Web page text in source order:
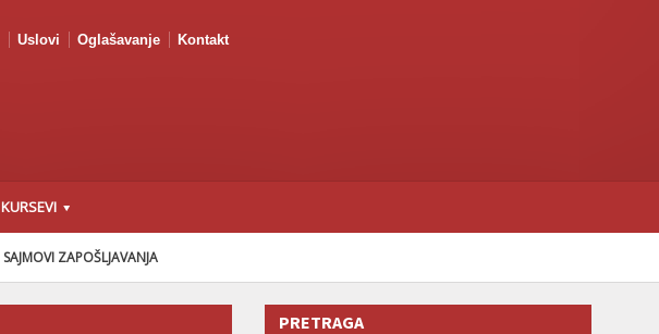
Uslovi Oglašavanje Kontakt
KURSEVI
SAJMOVI ZAPOŠLJAVANJA
PRETRAGA